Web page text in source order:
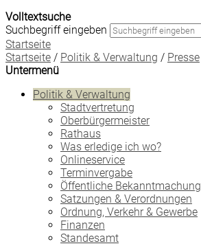
Volltextsuche
Suchbegriff eingeben
Startseite
Startseite / Politik & Verwaltung / Presse
Untermenü
Politik & Verwaltung
Stadtvertretung
Oberbürgermeister
Rathaus
Was erledige ich wo?
Onlineservice
Terminvergabe
Öffentliche
Satzungen & Verordnungen
Ordnung, Verkehr & Gewerbe
Finanzen
Standesamt